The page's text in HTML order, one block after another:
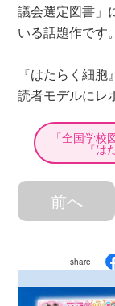
議会選定図書」
いる話題作です。
『はたらく細
読者モデルにレ
「全国学校
『は
前へ
share